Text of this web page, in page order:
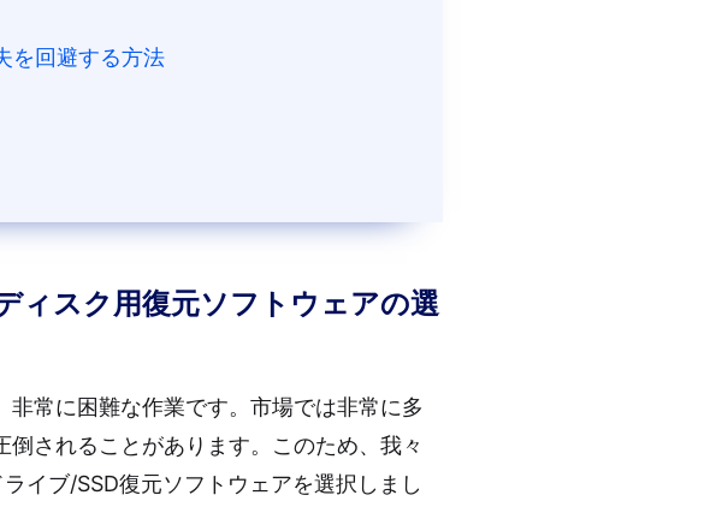
を回避する方法
ィスク用復元ソフトウェアの選
常に困難な作業です。市場では非常に多
されることがあります。このため、我々
イブ/SSD復元ソフトウェアを選択しまし